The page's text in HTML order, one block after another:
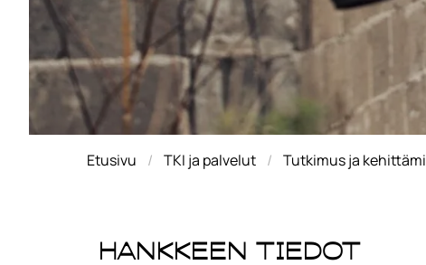
Etusivu TKI ja palvelut Tutkimus ja
Hankkeen tiedot